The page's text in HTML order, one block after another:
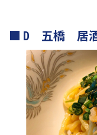
D 五橋 居酒